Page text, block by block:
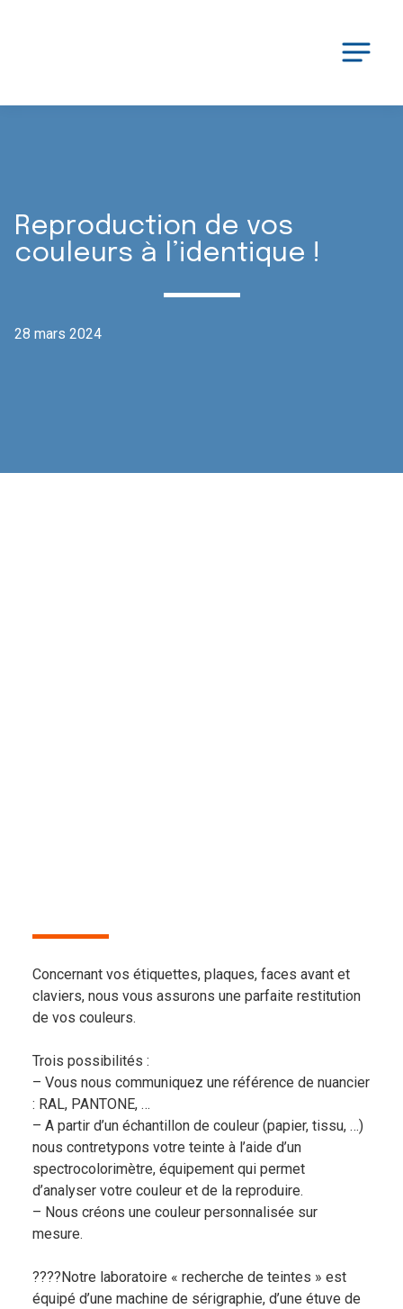
Reproduction de vos
couleurs à l’identique !
28 mars 2024
Concernant vos étiquettes, plaques, faces avant et
claviers, nous vous assurons une parfaite restitution
de vos couleurs.
Trois possibilités :
– Vous nous communiquez une référence de nuancier
: RAL, PANTONE, …
– A partir d’un échantillon de couleur (papier, tissu, …)
nous contretypons votre teinte à l’aide d’un
spectrocolorimètre, équipement qui permet
d’analyser votre couleur et de la reproduire.
– Nous créons une couleur personnalisée sur
mesure.
????Notre laboratoire « recherche de teintes » est
équipé d’une machine de sérigraphie, d’une étuve de